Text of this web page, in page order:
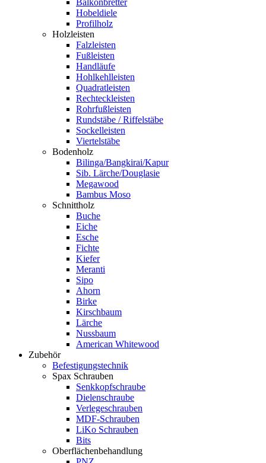
Balkonbretter
Hobeldiele
Profilholz
Holzleisten
Falzleisten
Fußleisten
Handläufe
Hohlkehlleisten
Quadratleisten
Rechteckleisten
Rohrfußleisten
Rundstäbe / Riffelstäbe
Sockelleisten
Viertelstäbe
Bodenholz
Bilinga/Bangkirai/Kapur
Sib. Lärche/Douglasie
Megawood
Bambus Moso
Schnittholz
Buche
Eiche
Esche
Fichte
Kiefer
Meranti
Sipo
Ahorn
Birke
Kirschbaum
Lärche
Nussbaum
American Whitewood
Zubehör
Befestigungstechnik
Spax Schrauben
Senkkopfschraube
Dielenschraube
Verlegeschrauben
MDF-Schrauben
LiKo Schrauben
Bits
Oberflächenbehandlung